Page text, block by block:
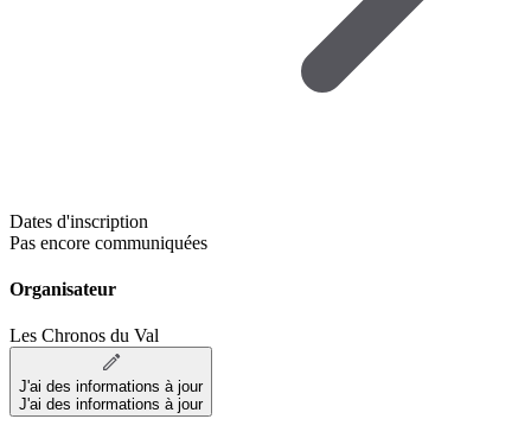
Dates d'inscription
Pas encore communiquées
Organisateur
Les Chronos du Val
J'ai des informations à jour
J'ai des informations à jour